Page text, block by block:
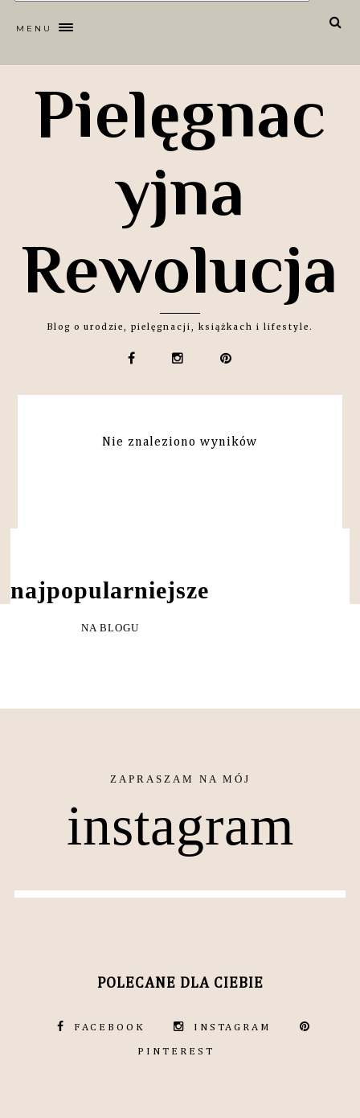
MENU
Pielęgnac
yjna
Rewolucja
Blog o urodzie, pielęgnacji, książkach i lifestyle.
Nie znaleziono wyników
NAJPOPULARNIEJSZE
NA BLOGU
instagram
POLECANE DLA CIEBIE
FACEBOOK INSTAGRAM
PINTEREST